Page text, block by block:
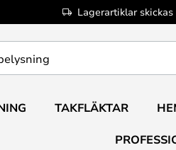
Lagerartiklar
TAKFLÄKTAR